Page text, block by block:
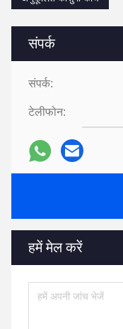
संपर्क
संपर्क:
टेलीफोन:
हमें मेल करें